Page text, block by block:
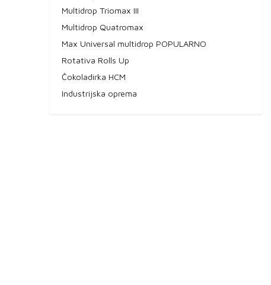
Multidrop Triomax III
Multidrop Quatromax
Max Universal multidrop POPULARNO
Rotativa Rolls Up
Čokoladirka HCM
Industrijska oprema